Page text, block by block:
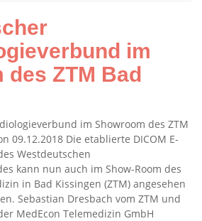
im
des ZTM Bad
im Showroom des ZTM
09.12.2018 Die etablierte DICOM E-
Westdeutschen
kann nun auch im Show-Room des
in Bad Kissingen (ZTM) angesehen
Sebastian Dresbach vom ZTM und
MedEcon Telemedizin GmbH